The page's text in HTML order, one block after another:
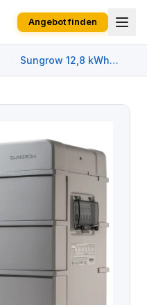
Angebot finden
Sungrow 12,8 kWh
Solar-Batteriespeicher
Hochleistungsbatterie